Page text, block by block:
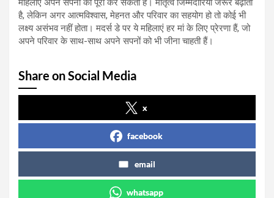
महिलाएं अपने सपनों को पूरा कर सकती हैं। मातृत्व जिम्मेदारियां जरूर बढ़ाता
है, लेकिन अगर आत्मविश्वास, मेहनत और परिवार का सहयोग हो तो कोई भी
लक्ष्य असंभव नहीं होता। मदर्स डे पर ये महिलाएं हर मां के लिए प्रेरणा हैं, जो
अपने परिवार के साथ-साथ अपने सपनों को भी जीना चाहती हैं।
Share on Social Media
x
facebook
email
whatsapp